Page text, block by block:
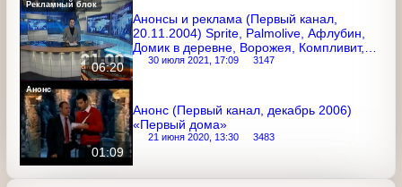
04:04
концерта (Первый канал, 08.01.2005)
Балтика, Фруктовый сад, Motorola, Axe,
Samsung, Ярпиво, Nescafe
30 июля 2021, 21:29
06:20
Домик в деревне, Ворожея,
Компливит, Ruscafe, Colgate, Visa,
Elseve, Grand, Реписан, МК, Savage,
30 июля 2021, 17:09
Рекламный блок
Анонс (Первый канал, декабрь 2006)
Анонс